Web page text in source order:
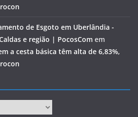
de Esgoto em Uberlândia -
e região | PocosCom em
a cesta básica têm alta de 6,83%,